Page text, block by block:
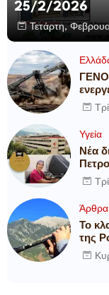
25/2/2026
Τετάρτη,
Υγεία
Νέα
Άρθρα
Το
της